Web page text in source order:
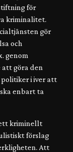
för
kriminalitet.
gör
och
genom
göra den
i iver att
enbart ta
kriminellt
förslag
Att